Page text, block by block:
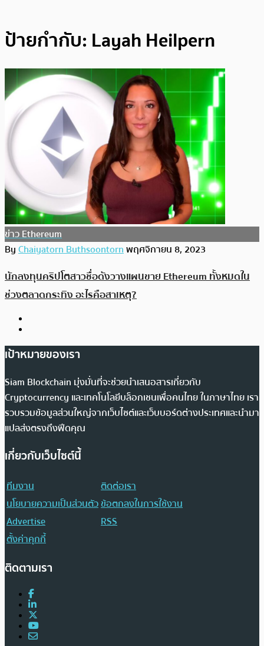
ป้ายกำกับ: Layah Heilpern
ข่าว Ethereum
ByChaiyatorn Buthsoontornพฤศจิกายน 8, 2023
นักลงทุนคริปโตสาวชื่อดังวางแผนขาย Ethereum ทั้งหมดใน
ช่วงตลาดกระทิง อะไรคือสาเหตุ?
เป้าหมายของเรา
Siam Blockchain มุ่งมั่นที่จะช่วยนำเสนอสารเกี่ยวกับ
Cryptocurrency และเทคโนโลยีบล็อกเชนเพื่อคนไทย ในภาษาไทย เรา
รวบรวมข้อมูลส่วนใหญ่จากเว็บไซต์และเว็บบอร์ดต่างประเทศและนำมา
แปลส่งตรงถึงฟีดคุณ
เกี่ยวกับเว็บไซต์นี้
ทีมงาน
ติดต่อเรา
นโยบายความเป็นส่วนตัวข้อตกลงในการใช้งาน
Advertise
RSS
ตั้งค่าคุกกี้
ติดตามเรา